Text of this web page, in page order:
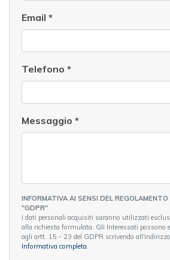
Email *
Telefono *
Messaggio *
INFORMATIVA AI SENSI DEL
"GDPR"
I dati personali acquisiti saranno utilizzati
alla richiesta formulata. Gli Interessati possono
Informativa completa